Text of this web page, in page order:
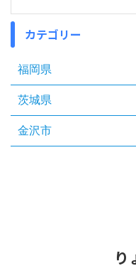
カテゴリー
福岡県
茨城県
金沢市
り